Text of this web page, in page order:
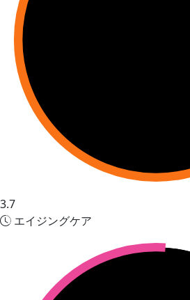
3.7
エイジングケア